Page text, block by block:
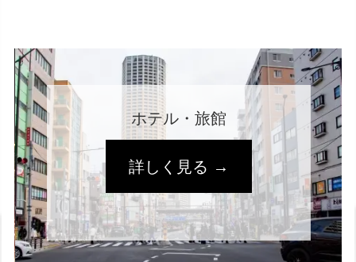
ホテル・旅館
詳しく見る →